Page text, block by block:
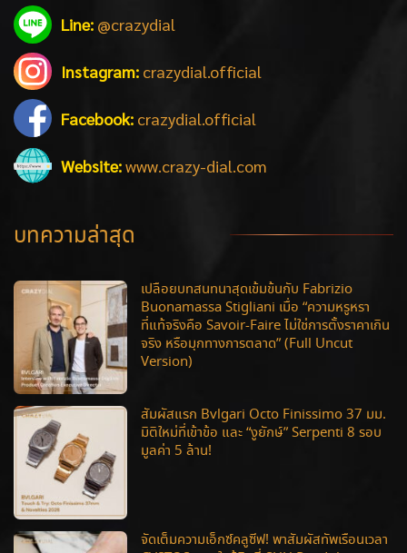
Line: @crazydial
Instagram: crazydial.official
Facebook: crazydial.official
Website:www.crazy-dial.com
บทความล่าสุด
เปลือยบทสนทนาสุดเข้มข้นกับ Fabrizio
Buonamassa Stigliani เมื่อ “ความหรูหรา
ที่แท้จริงคือ Savoir-Faire ไม่ใช่การตั้งราคาเกิน
จริง หรือมุกทางการตลาด” (Full Uncut
Version)
สัมผัสแรก Bvlgari Octo Finissimo 37 มม.
มิติใหม่ที่เข้าข้อ และ “งูยักษ์” Serpenti 8 รอบ
มูลค่า 5 ล้าน!
จัดเต็มความเอ็กซ์คลูซีฟ! พาสัมผัสทัพเรือนเวลา